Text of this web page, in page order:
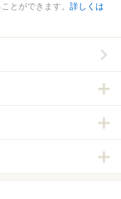
とができます。 詳しくは